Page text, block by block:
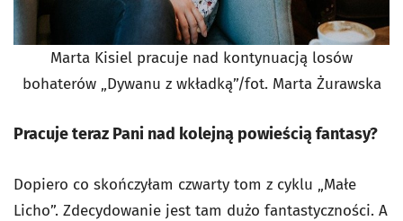
Marta Kisiel pracuje nad kontynuacją losów
bohaterów „Dywanu z wkładką”/fot. Marta Żurawska
Pracuje teraz Pani nad kolejną powieścią fantasy?
Dopiero co skończyłam czwarty tom z cyklu „Małe
Licho”. Zdecydowanie jest tam dużo fantastyczności. A